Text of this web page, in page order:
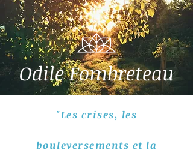
Odile Fombreteau
"Les crises, les
bouleversements et la